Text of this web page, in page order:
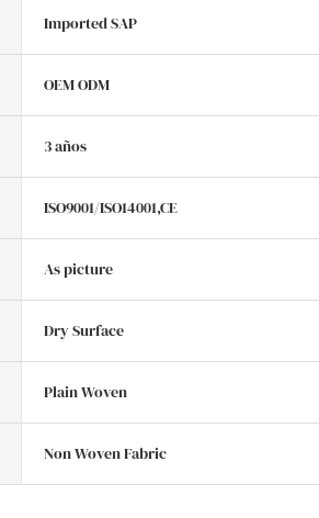
Imported SAP
OEM ODM
3 años
ISO9001/ISO14001,CE
As picture
Dry Surface
Plain Woven
Non Woven Fabric